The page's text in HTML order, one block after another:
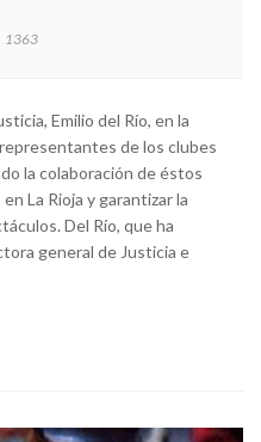
1363
Emilio del Río, en la
de los clubes
la colaboración de éstos
La Rioja y garantizar la
Del Río, que ha
general de Justicia e